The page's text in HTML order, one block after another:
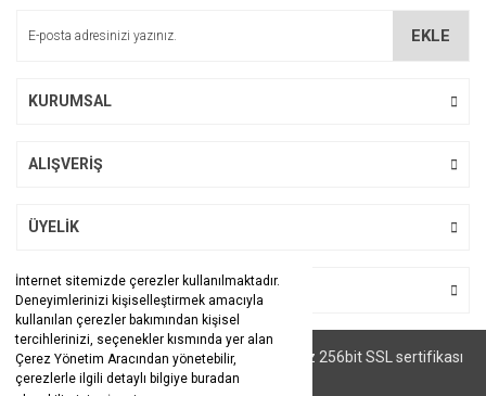
İnternet sitemizde çerezler kullanılmaktadır.
Deneyimlerinizi kişiselleştirmek amacıyla
kullanılan çerezler bakımından kişisel
tercihlerinizi, seçenekler kısmında yer alan
Çerez Yönetim Aracından yönetebilir,
çerezlerle ilgili detaylı bilgiye buradan
EKLE
KURUMSAL
ALIŞVERİŞ
ÜYELİK
BİZİ TAKİP EDİN
© Tüm hakları saklıdır. Kredi kartı bilgileriniz 256bit SSL sertifikası
ile korunmaktadır.